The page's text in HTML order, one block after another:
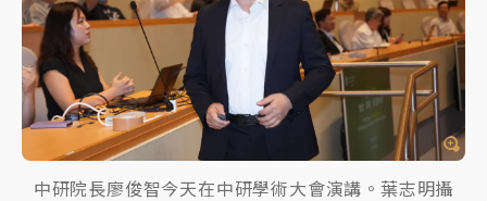
中研院長廖俊智今天在中研學術大會演講。葉志明攝